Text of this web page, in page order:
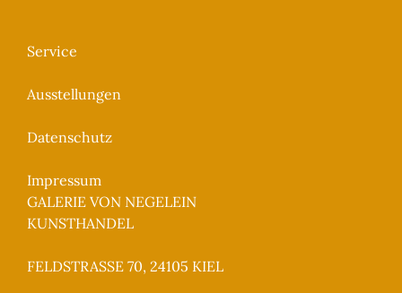
Service
Ausstellungen
Datenschutz
Impressum
GALERIE VON NEGELEIN
KUNSTHANDEL
FELDSTRASSE 70, 24105 KIEL